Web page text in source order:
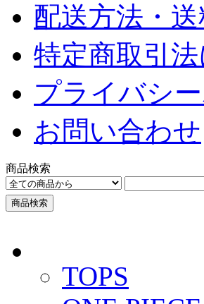
配送方法・
特定商取引
プライバシ
お問い合わせ
商品検索
TOPS